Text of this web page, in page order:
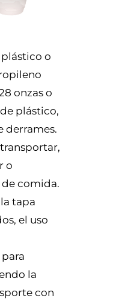
o
onzas o
plástico,
derrames.
o
comida.
tapa
el uso
la
con